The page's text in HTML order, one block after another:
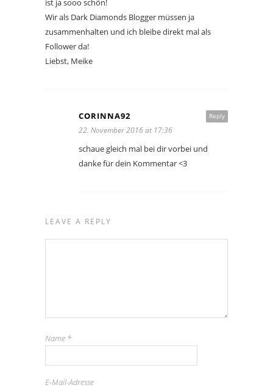
Wir als Dark Diamonds Blogger müssen ja
zusammenhalten und ich bleibe direkt mal als
Follower da!
Liebst, Meike
Reply
CORINNA92
22. November 2016 at 17:36
schaue gleich mal bei dir vorbei und
danke für dein Kommentar <3
LEAVE A REPLY
Name *
E-Mail-Adresse